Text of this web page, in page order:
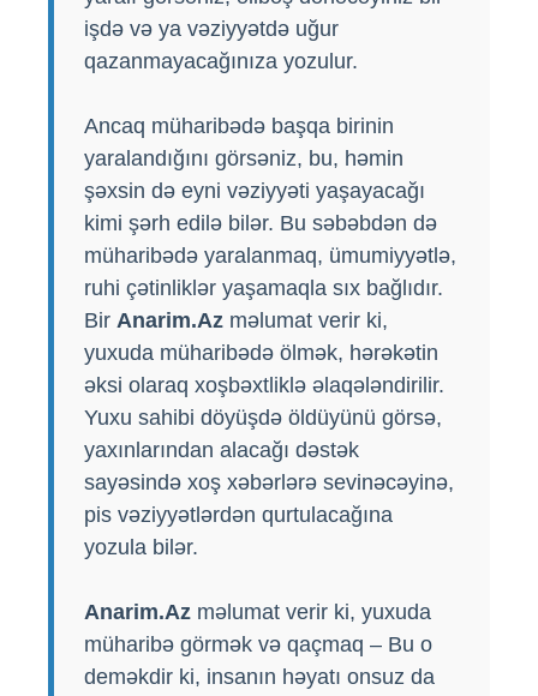
işdə və ya vəziyyətdə uğur
qazanmayacağınıza yozulur.
Ancaq müharibədə başqa birinin
yaralandığını görsəniz, bu, həmin
şəxsin də eyni vəziyyəti yaşayacağı
kimi şərh edilə bilər. Bu səbəbdən də
müharibədə yaralanmaq, ümumiyyətlə,
ruhi çətinliklər yaşamaqla sıx bağlıdır.
Bir Anarim.Az məlumat verir ki,
yuxuda müharibədə ölmək, hərəkətin
əksi olaraq xoşbəxtliklə əlaqələndirilir.
Yuxu sahibi döyüşdə öldüyünü görsə,
yaxınlarından alacağı dəstək
sayəsində xoş xəbərlərə sevinəcəyinə,
pis vəziyyətlərdən qurtulacağına
yozula bilər.
Anarim.Az məlumat verir ki, yuxuda
müharibə görmək və qaçmaq – Bu o
deməkdir ki, insanın həyatı onsuz da